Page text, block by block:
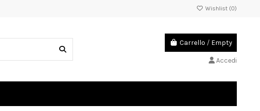
Wishlist (0)
Carrello / Empty
Accedi